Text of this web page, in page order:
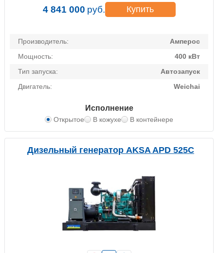
Производитель:
Амперос
Мощность:
400 кВт
Тип запуска:
Автозапуск
Двигатель:
Weichai
Исполнение
Открытое В кожухе В контейнере
4 841 000 руб. Купить
Дизельный генератор AKSA APD 525C